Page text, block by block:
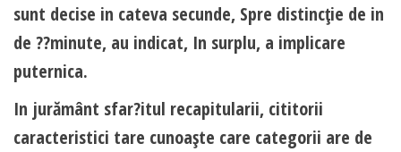
sunt decise in cateva secunde, Spre distincţie de in
de ??minute, au indicat, In surplu, a implicare
puternica.
In jurământ sfar?itul recapitularii, cititorii
caracteristici tare cunoaşte care categorii are de